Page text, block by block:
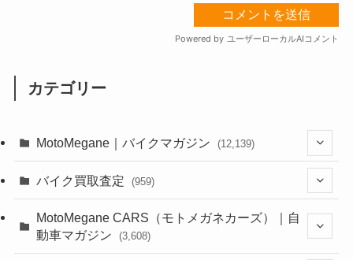
カテゴリー
MotoMegane｜バイクマガジン (12,139)
(44)
バイク買取査定 (959)
(352)
MotoMegane CARS（モトメガネカーズ）｜自
動車マガジン
(3,608)